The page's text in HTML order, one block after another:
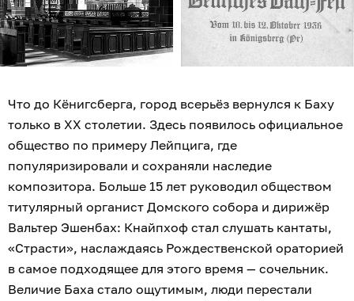
Что до Кёнигсберга, город всерьёз вернулся к Баху
только в XX столетии. Здесь появилось официальное
общество по примеру Лейпцига, где
популяризировали и сохраняли наследие
композитора. Больше 15 лет руководил обществом
титулярный органист Домского собора и дирижёр
Вальтер Эшенбах: Кнайпхоф стал слушать кантаты,
«Страсти», наслаждаясь Рождественской ораторией
в самое подходящее для этого время — сочельник.
Величие Баха стало ощутимым, люди перестали